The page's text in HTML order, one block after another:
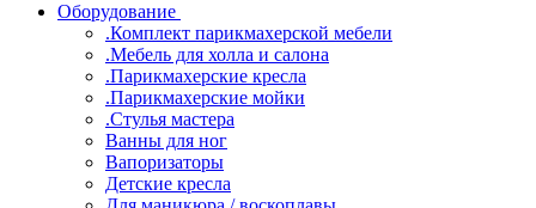
Оборудование
.Комплект парикмахерской мебели
.Мебель для холла и салона
.Парикмахерские кресла
.Парикмахерские мойки
.Стулья мастера
Ванны для ног
Вапоризаторы
Детские кресла